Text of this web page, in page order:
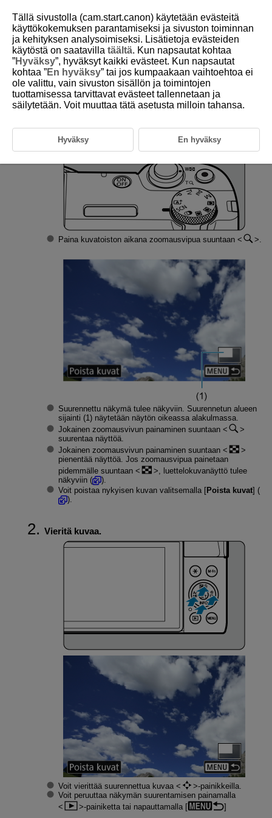
D292-111
Suurennetun kuvan näyttö
Suurenna kuvaa.
Paina kuvatoiston aikana zoomausvipua suuntaan
Suurennettu näkymä tulee näkyviin. Suurennetun alueen
sijainti (1) näytetään näytön oikeassa alakulmassa.
Jokainen zoomausvivun painaminen suuntaan
suurentaa näyttöä.
Jokainen zoomausvivun painaminen suuntaan
pienentää näyttöä. Jos zoomausvipua painetaan
pidemmälle suuntaan
, luettelokuvanäyttö tulee
näkyviin (
).
Voit poistaa nykyisen kuvan valitsemalla [Poista kuvat] (
).
Vieritä kuvaa.
Voit vierittää suurennettua kuvaa
-painikkeilla.
Voit peruuttaa näkymän suurentamisen painamalla
-painiketta tai napauttamalla [
]
Tällä sivustolla (cam.start.canon) käytetään evästeitä
käyttökokemuksen parantamiseksi ja sivuston toiminnan
ja kehityksen analysoimiseksi. Lisätietoja evästeiden
käytöstä on saatavilla täältä. Kun napsautat kohtaa
”Hyväksy”, hyväksyt kaikki evästeet. Kun napsautat
kohtaa ”En hyväksy” tai jos kumpaakaan vaihtoehtoa ei
ole valittu, vain sivuston sisällön ja toimintojen
tuottamisessa tarvittavat evästeet tallennetaan ja
säilytetään. Voit muuttaa tätä asetusta milloin tahansa.
Hyväksy En hyväksy